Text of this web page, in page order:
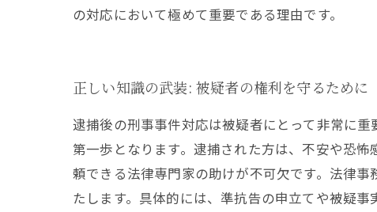
の対応において極めて重要である理由です。
正しい知識の武装: 被疑者の権利を守るために
逮捕後の刑事事件対応は被疑者にとって非常に
第一歩となります。逮捕された方は、不安や恐
頼できる法律専門家の助けが不可欠です。法律
たします。具体的には、準抗告の申立てや被疑